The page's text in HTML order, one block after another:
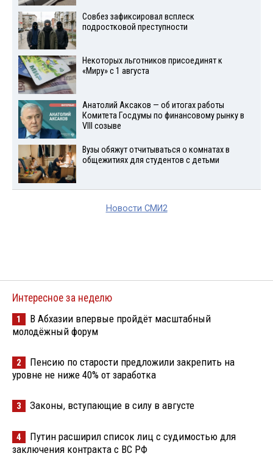
Совбез зафиксировал всплеск
подростковой преступности
Некоторых льготников присоединят к
«Миру» с 1 августа
Анатолий Аксаков — об итогах работы
Комитета Госдумы по финансовому рынку в
VIII созыве
Вузы обяжут отчитываться о комнатах в
общежитиях для студентов с детьми
Новости СМИ2
Интересное за неделю
1
В Абхазии впервые пройдёт масштабный
молодёжный форум
2
Пенсию по старости предложили закрепить на
уровне не ниже 40% от заработка
3 Законы, вступающие в силу в августе
4
Путин расширил список лиц с судимостью для
заключения контракта с ВС РФ